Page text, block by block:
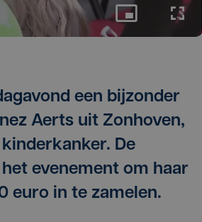
een bijzonder
Aerts uit Zonhoven,
De
evenement om haar
euro in te zamelen.